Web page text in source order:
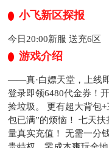
小飞新区探报
今日20:00新服 送充6区
游戏介绍
——真·白嫖天堂，上线
登录即领6480代金券！
捡垃圾。 更有超大背包
包已满”的烦恼！ 七天
量真实充值！ 无需一分